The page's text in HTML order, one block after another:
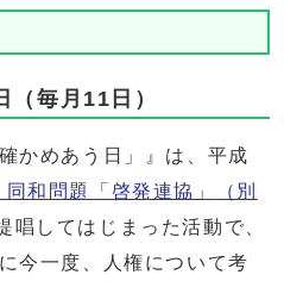
（毎月11日）
かめあう日」』は、平成
和問題「啓発連協」
（別
唱してはじまった活動で、
今一度、人権について考